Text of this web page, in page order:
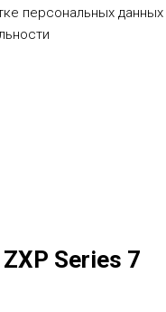
персональных данных
Series 7